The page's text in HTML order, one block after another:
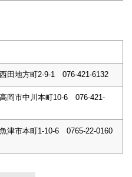
田地方町2-9-1 076-421-6132
岡市中川本町10-6 076-421-
津市本町1-10-6 0765-22-0160